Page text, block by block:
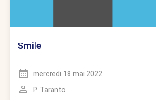
Smile
mercredi 18 mai 2022
P. Taranto